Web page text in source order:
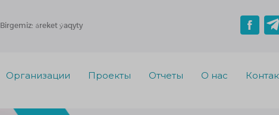
Birgemiz: áreket ýaqyty
Организации Проекты Отчеты О нас